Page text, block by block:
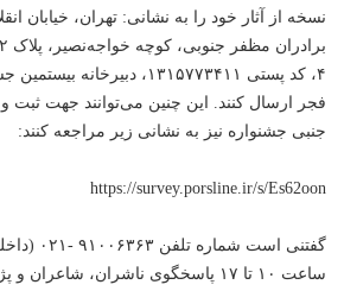
نسخه از آثار خود را به نشانی: تهران، خیابان
۴، کد پستی ۱۳۱۵۷۷۳۴۱۱،
فجر ارسال کنند. این چنین می‌توانند جهت ثبت
جنبی جشنواره نیز به نشانی زیر مراجعه کنند:
https://survey.porsline.ir/s/Es62oon
ساعت ۱۰ تا ۱۷ پاسخگوی ناشران،